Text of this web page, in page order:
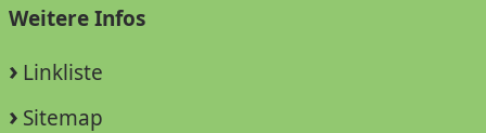
Weitere Infos
Linkliste
Sitemap